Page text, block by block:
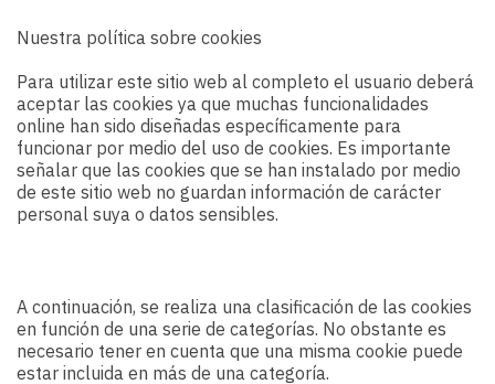
Nuestra política sobre cookies
Para utilizar este sitio web al completo el usuario deberá
aceptar las cookies ya que muchas funcionalidades
online han sido diseñadas específicamente para
funcionar por medio del uso de cookies. Es importante
señalar que las cookies que se han instalado por medio
de este sitio web no guardan información de carácter
personal suya o datos sensibles.
A continuación, se realiza una clasificación de las cookies
en función de una serie de categorías. No obstante es
necesario tener en cuenta que una misma cookie puede
estar incluida en más de una categoría.